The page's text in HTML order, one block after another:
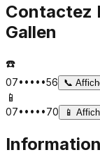
Contactez
Gallen
☎️
07•••••56 📞
📱
07•••••70 📱